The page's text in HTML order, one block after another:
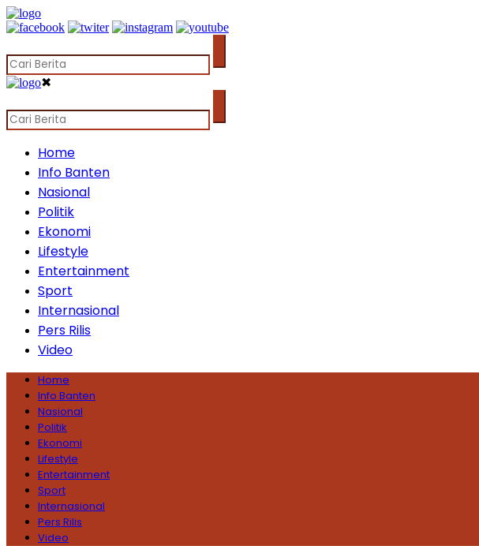
✖
Home
Info Banten
Nasional
Politik
Ekonomi
Lifestyle
Entertainment
Sport
Internasional
Pers Rilis
Video
Home
Info Banten
Nasional
Politik
Ekonomi
Lifestyle
Entertainment
Sport
Internasional
Pers Rilis
Video